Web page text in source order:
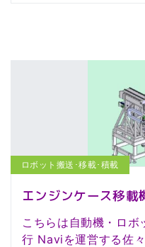
ロボット搬送･移載･積載
エンジンケース移載
こちらは自動機・ロ
行 Naviを運営する佐